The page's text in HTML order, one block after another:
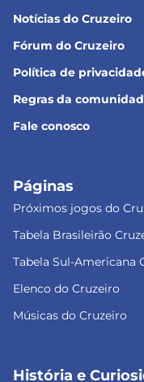
Notícias do Cruzeiro
Fórum do Cruzeiro
Política de
Regras da
Fale conosco
Páginas
Próximos jogos do
Tabela Brasileirão
Tabela Sul-Americana
Elenco do Cruzeiro
Músicas do Cruzeiro
História e